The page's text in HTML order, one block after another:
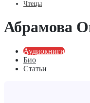
Чтецы
Абрамова
Аудиокниги
Био
Статьи